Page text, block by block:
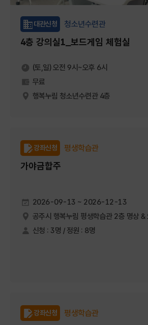
대관신청 청소년수련관
4층 강의실1_보드게임 체험실
(토,일) 오전 9시~오후 6시
무료
행복누림 청소년수련관 4층
강좌신청 평생학습관
가야금합주
2026-09-13 ~ 2026-12-13
공주시 행복누림 평생학습관 2층 명상 &
신청 : 3명 / 정원 : 8명
강좌신청 평생학습관